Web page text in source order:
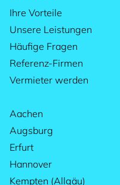
Ihre Vorteile
Unsere Leistungen
Häufige Fragen
Referenz-Firmen
Vermieter werden
Aachen
Augsburg
Erfurt
Hannover
Kempten (Allgäu)